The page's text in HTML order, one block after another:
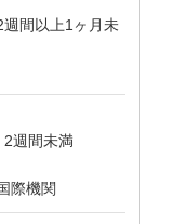
週間以上1ヶ月未
2週間未満
際機関